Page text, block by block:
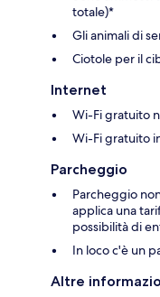
totale)*
Gli animali di
Ciotole per il
Internet
Wi-Fi gratuito
Wi-Fi gratuito
Parcheggio
Parcheggio
applica una
possibilità di
In loco c'è un
Altre